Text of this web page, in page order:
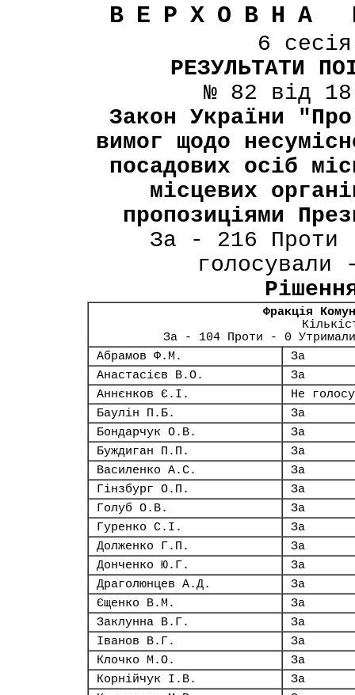
ВЕРХОВНА
6
РЕЗУЛЬТАТИ
№ 82 від
Закон України
вимог щодо
посадових осіб
місцевих
пропозиціями
За - 216 Проти
Фракція
За - 104 Проти - 0
Абрамов Ф.М.
За
Анастасієв В.О.
За
Аннєнков Є.І.
Не
Баулін П.Б.
За
Бондарчук О.В.
За
Буждиган П.П.
За
Василенко А.С.
За
Гінзбург О.П.
За
Голуб О.В.
За
Гуренко С.І.
За
Долженко Г.П.
За
Донченко Ю.Г.
За
Драголюнцев А.Д.
За
Єщенко В.М.
За
Заклунна В.Г.
За
Іванов В.Г.
За
Клочко М.О.
За
Корнійчук І.В.
За